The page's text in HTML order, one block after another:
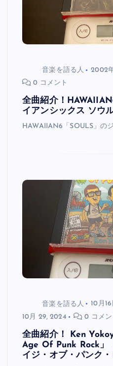
音楽を語る人 2002
0 コメント
全曲紹介！
イアンシックス ソウル
HAWAIIAN6「SOULS」の
音楽を語る人 10月16
10月 29, 2024
0 コメン
全曲紹介！ Ken
Age Of Punk Rock」
イジ・オブ・パンク・